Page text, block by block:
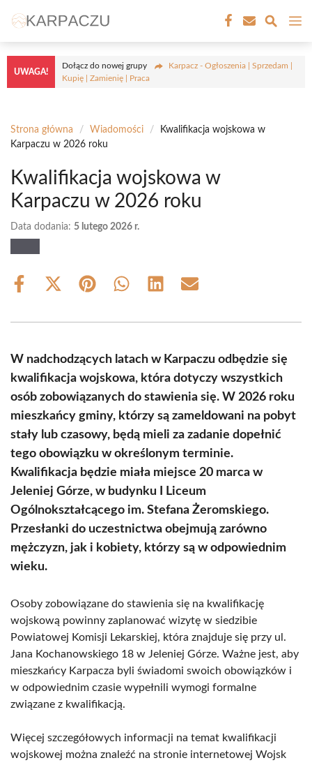
treści
UWAGA!
Dołącz do nowej grupy
Karpacz - Ogłoszenia | Sprzedam |
Kupię | Zamienię | Praca
Strona główna / Wiadomości /
Kwalifikacja wojskowa w
Karpaczu w 2026 roku
Kwalifikacja wojskowa w
Karpaczu w 2026 roku
Data dodania: 5 lutego 2026 r.
Share
Share
(Twitter)
Share Share Share Share
W nadchodzących latach w Karpaczu odbędzie się
kwalifikacja wojskowa, która dotyczy wszystkich
osób zobowiązanych do stawienia się. W 2026 roku
mieszkańcy gminy, którzy są zameldowani na pobyt
stały lub czasowy, będą mieli za zadanie dopełnić
tego obowiązku w określonym terminie.
Kwalifikacja będzie miała miejsce 20 marca w
Jeleniej Górze, w budynku I Liceum
Ogólnokształcącego im. Stefana Żeromskiego.
Przesłanki do uczestnictwa obejmują zarówno
mężczyzn, jak i kobiety, którzy są w odpowiednim
wieku.
Osoby zobowiązane do stawienia się na kwalifikację
wojskową powinny zaplanować wizytę w siedzibie
Powiatowej Komisji Lekarskiej, która znajduje się przy ul.
Jana Kochanowskiego 18 w Jeleniej Górze. Ważne jest, aby
mieszkańcy Karpacza byli świadomi swoich obowiązków i
w odpowiednim czasie wypełnili wymogi formalne
związane z kwalifikacją.
Więcej szczegółowych informacji na temat kwalifikacji
wojskowej można znaleźć na stronie internetowej Wojsk